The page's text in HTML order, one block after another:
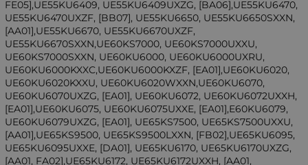
FE05],UE55KU6409, UE55KU6409UXZG, [BA06],UE55KU6470,
UE55KU6470UXZF, [BB07], UE55KU6650, UE55KU6650SXXN,
[AA01],UE55KU6670, UE55KU6670UXZF,
UE55KU6670SXXN,UE60KS7000, UE60KS7000UXXU,
UE60KS7000SXXN, UE60KU6000, UE60KU6000UXRU,
UE60KU6000KXXC,UE60KU6000KXZF, [EA01],UE60KU6020,
UE60KU6020KXXU, UE60KU6020WXXN,UE60KU6070,
UE60KU6070UXZG, [EA01], UE60KU6072, UE60KU6072UXXH,
[EA01],UE60KU6075, UE60KU6075UXXE, [EA01],E60KU6079,
UE60KU6079UXZG, [EA01], UE65KS7500, UE65KS7500UXXU,
[AA01],UE65KS9500, UE65KS9500LXXN, [FB02],UE65KU6095,
UE65KU6095UXXE, [DA01], UE65KU6170, UE65KU6170UXZG,
[AA01, FA02],UE65KU6172, UE65KU6172UXXH, [AA01,